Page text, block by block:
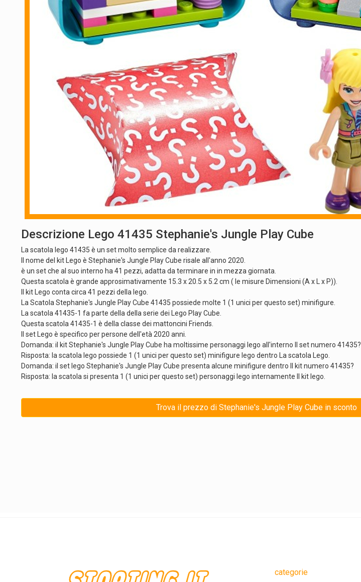
Descrizione Lego 41435 Stephanie's Jungle Play Cube
La scatola lego 41435 è un set molto semplice da realizzare.
Il nome del kit Lego è Stephanie's Jungle Play Cube risale all'anno 2020.
è un set che al suo interno ha 41 pezzi, adatta da terminare in in mezza giornata.
Questa scatola è grande approsimativamente 15.3 x 20.5 x 5.2 cm ( le misure Dimensioni (A x L x P)).
Il kit Lego conta circa 41 pezzi della lego.
La Scatola Stephanie's Jungle Play Cube 41435 possiede molte 1 (1 unici per questo set) minifigure.
La scatola 41435-1 fa parte della della serie dei Lego Play Cube.
Questa scatola 41435-1 è della classe dei mattoncini Friends.
Il set Lego è specifico per persone dell'età 2020 anni.
Domanda: il kit Stephanie's Jungle Play Cube ha moltissime personaggi lego all'interno Il set numero 41435?
Risposta: la scatola lego possiede 1 (1 unici per questo set) minifigure lego dentro La scatola Lego.
Domanda: il set lego Stephanie's Jungle Play Cube presenta alcune minifigure dentro Il kit numero 41435?
Risposta: la scatola si presenta 1 (1 unici per questo set) personaggi lego internamente Il kit lego.
Trova il prezzo di Stephanie's Jungle Play Cube in sconto
categorie